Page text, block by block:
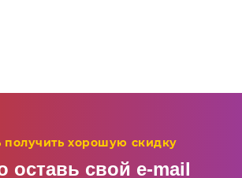
получить хорошую скидку
оставь свой e‑mail